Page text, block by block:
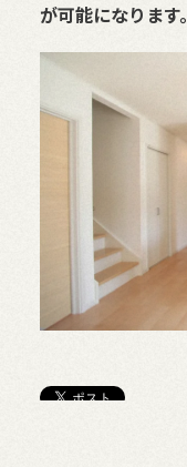
が可能になります。